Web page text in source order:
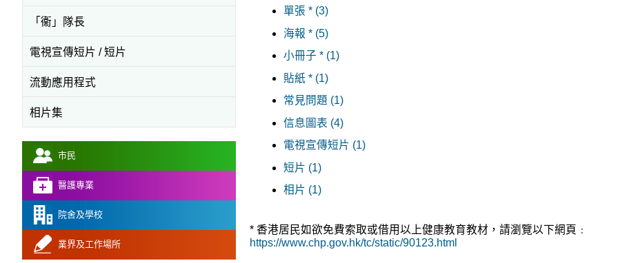
單張 * (3)
海報 * (5)
小冊子 * (1)
貼紙 * (1)
常見問題 (1)
信息圖表 (4)
電視宣傳短片 (1)
短片 (1)
相片 (1)
* 香港居民如欲免費索取或借用以上健康教育教材，請瀏覽以下網頁﹕
https://www.chp.gov.hk/tc/static/90123.html
「衞」隊長
電視宣傳短片 / 短片
流動應用程式
相片集
市民
醫護專業
院舍及學校
業界及工作場所